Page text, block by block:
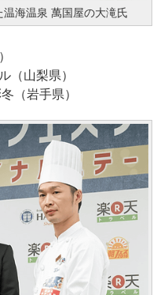
海温泉 萬国屋の大滝氏
（山梨県）
（岩手県）